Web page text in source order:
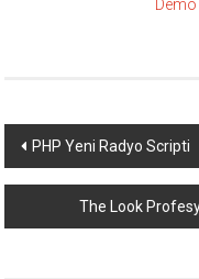
Yazı
dolaşımı
PHP Yeni Radyo Scripti
The Look